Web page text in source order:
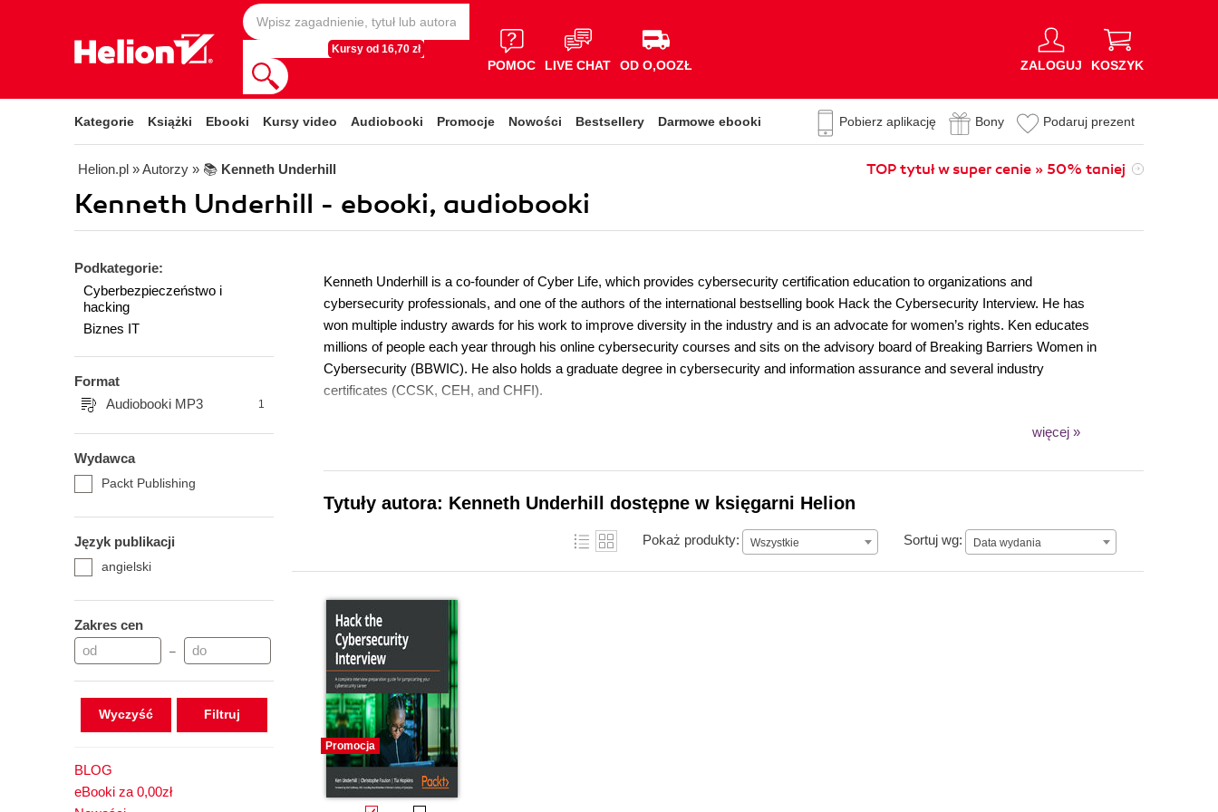
Kursy od 16,70 zł
POMOC LIVE CHAT OD O,OOZŁ ZALOGUJ KOSZYK
Kategorie Książki Ebooki Kursy video Audiobooki Promocje Nowości Bestsellery Darmowe ebooki Pobierz aplikację Bony Podaruj prezent
Helion.pl » Autorzy » 📚 Kenneth Underhill TOP tytuł w super cenie » 50% taniej
Kenneth Underhill - ebooki, audiobooki
Podkategorie:
Cyberbezpieczeństwo i
hacking
Biznes IT
Format
Audiobooki MP3
1
Wydawca
Packt Publishing
Język publikacji
angielski
Zakres cen
–
Wyczyść
BLOG
eBooki za 0,00zł
Kenneth Underhill is a co-founder of Cyber Life, which provides cybersecurity certification education to organizations and
cybersecurity professionals, and one of the authors of the international bestselling book Hack the Cybersecurity Interview. He has
won multiple industry awards for his work to improve diversity in the industry and is an advocate for women’s rights. Ken educates
millions of people each year through his online cybersecurity courses and sits on the advisory board of Breaking Barriers Women in
Cybersecurity (BBWIC). He also holds a graduate degree in cybersecurity and information assurance and several industry
certificates (CCSK, CEH, and CHFI).
więcej »
Tytuły autora: Kenneth Underhill dostępne w księgarni Helion
Pokaż produkty: Wszystkie Sortuj wg: Data wydania
Data wydania
Promocja